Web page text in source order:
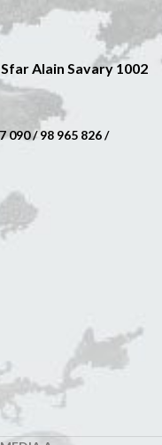
Alain Savary 1002
090 / 98 965 826 /